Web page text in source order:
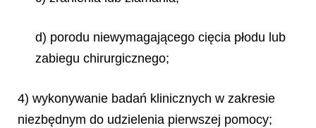
d) porodu niewymagającego cięcia płodu lub
zabiegu chirurgicznego;
4) wykonywanie badań klinicznych w zakresie
niezbędnym do udzielenia pierwszej pomocy;